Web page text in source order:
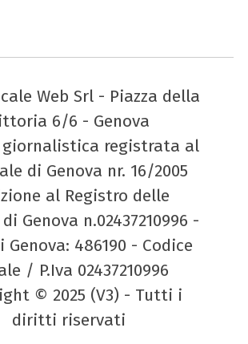
Web Srl - Piazza della
6/6 - Genova
registrata al
di Genova nr. 16/2005
al Registro delle
Genova n.02437210996 -
Genova: 486190 - Codice
/ P.Iva 02437210996
© 2025 (V3) - Tutti i
diritti riservati